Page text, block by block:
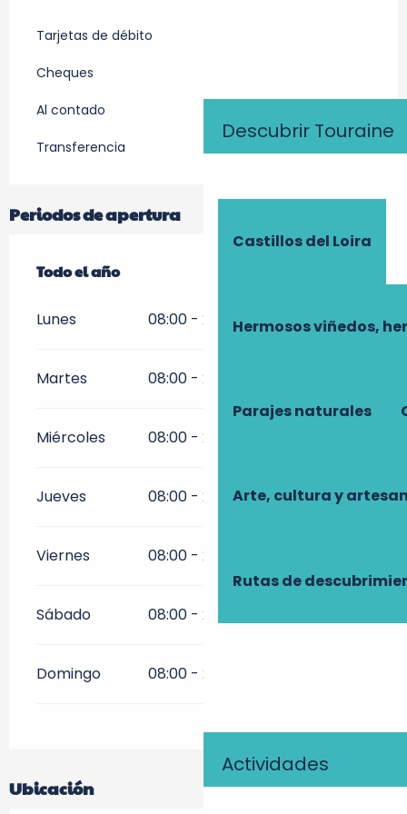
Descubrir Touraine
Castillos del Loira
Hermosos viñedos,
Parajes naturales
Arte, cultura y
Rutas de
Actividades
Tarjetas de débito
Cheques
Al contado
Transferencia
Periodos de apertura
Todo el año
Todo el año
Lunes 08:00 - 21:00
Martes 08:00 - 21:00
Miércoles 08:00 - 21:00
Jueves 08:00 - 21:00
Viernes 08:00 - 21:00
Sábado 08:00 - 21:00
Domingo 08:00 - 21:00
Ubicación